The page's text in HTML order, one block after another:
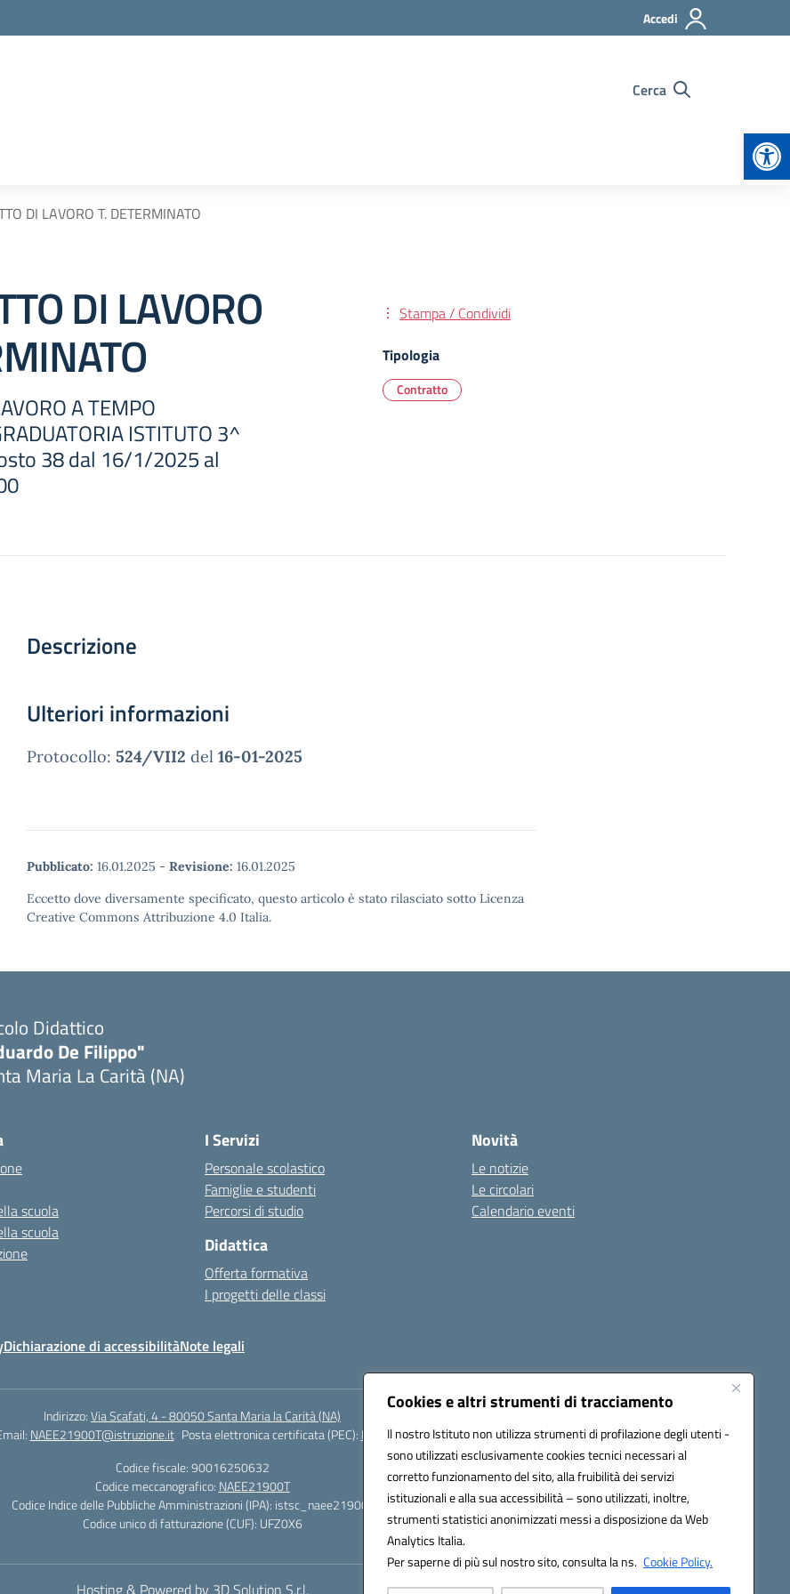
Cookies e altri strumenti di tracciamento
Il nostro Istituto non utilizza strumenti di profilazione degli utenti -
sono utilizzati esclusivamente cookies tecnici necessari al
corretto funzionamento del sito, alla fruibilità dei servizi
istituzionali e alla sua accessibilità – sono utilizzati, inoltre,
strumenti statistici anonimizzati messi a disposizione da Web
Analytics Italia.
Per saperne di più sul nostro sito, consulta la ns. Cookie Policy.
Accedi
Cerca
DI LAVORO T. DETERMINATO
DI LAVORO
A TEMPO
ISTITUTO 3^
38 dal 16/1/2025 al
Stampa / Condividi
Tipologia
Contratto
Descrizione
Ulteriori informazioni
Protocollo: 524/VII2 del 16-01-2025
Pubblicato: 16.01.2025 - Revisione: 16.01.2025
Eccetto dove diversamente specificato, questo articolo è stato rilasciato sotto Licenza
Creative Commons Attribuzione 4.0 Italia.
Didattico
De Filippo"
Maria La Carità (NA)
scuola
scuola
I Servizi
Personale scolastico
Famiglie e studenti
Percorsi di studio
Didattica
Offerta formativa
I progetti delle classi
Novità
Le notizie
Le circolari
Calendario eventi
Dichiarazione di accessibilitàNote legali
Indirizzo:Via Scafati, 4 - 80050 Santa Maria la Carità (NA)
NAEE21900T@istruzione.it Posta elettronica certificata (PEC): NAEE21900T@pec.istruzione.it
Codice fiscale: 90016250632
Codice meccanografico: NAEE21900T
Codice Indice delle Pubbliche Amministrazioni (IPA): istsc_naee21900t
Codice unico di fatturazione (CUF): UFZ0X6
Hosting & Powered by 3D Solution S.r.l.